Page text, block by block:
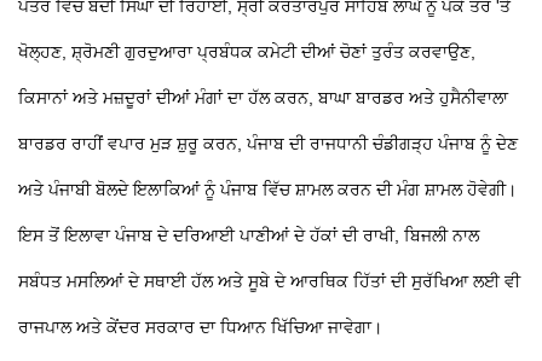
ਪੱਤਰ ਵਿੱਚ ਬੰਦੀ ਸਿੰਘਾਂ ਦੀ ਰਿਹਾਈ, ਸ੍ਰੀ ਕਰਤਾਰਪੁਰ ਸਾਹਿਬ ਲਾਂਘੇ ਨੂੰ ਪੱਕੇ ਤੌਰ 'ਤੇ
ਖੋਲ੍ਹਣ, ਸ਼੍ਰੋਮਣੀ ਗੁਰਦੁਆਰਾ ਪ੍ਰਬੰਧਕ ਕਮੇਟੀ ਦੀਆਂ ਚੋਣਾਂ ਤੁਰੰਤ ਕਰਵਾਉਣ,
ਕਿਸਾਨਾਂ ਅਤੇ ਮਜ਼ਦੂਰਾਂ ਦੀਆਂ ਮੰਗਾਂ ਦਾ ਹੱਲ ਕਰਨ, ਬਾਘਾ ਬਾਰਡਰ ਅਤੇ ਹੁਸੈਨੀਵਾਲਾ
ਬਾਰਡਰ ਰਾਹੀਂ ਵਪਾਰ ਮੁੜ ਸ਼ੁਰੂ ਕਰਨ, ਪੰਜਾਬ ਦੀ ਰਾਜਧਾਨੀ ਚੰਡੀਗੜ੍ਹ ਪੰਜਾਬ ਨੂੰ ਦੇਣ
ਅਤੇ ਪੰਜਾਬੀ ਬੋਲਦੇ ਇਲਾਕਿਆਂ ਨੂੰ ਪੰਜਾਬ ਵਿੱਚ ਸ਼ਾਮਲ ਕਰਨ ਦੀ ਮੰਗ ਸ਼ਾਮਲ ਹੋਵੇਗੀ।
ਇਸ ਤੋਂ ਇਲਾਵਾ ਪੰਜਾਬ ਦੇ ਦਰਿਆਈ ਪਾਣੀਆਂ ਦੇ ਹੱਕਾਂ ਦੀ ਰਾਖੀ, ਬਿਜਲੀ ਨਾਲ
ਸਬੰਧਤ ਮਸਲਿਆਂ ਦੇ ਸਥਾਈ ਹੱਲ ਅਤੇ ਸੂਬੇ ਦੇ ਆਰਥਿਕ ਹਿੱਤਾਂ ਦੀ ਸੁਰੱਖਿਆ ਲਈ ਵੀ
ਰਾਜਪਾਲ ਅਤੇ ਕੇਂਦਰ ਸਰਕਾਰ ਦਾ ਧਿਆਨ ਖਿੱਚਿਆ ਜਾਵੇਗਾ।